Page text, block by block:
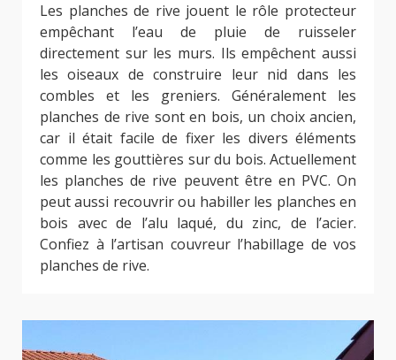
Les planches de rive jouent le rôle protecteur
empêchant l’eau de pluie de ruisseler
directement sur les murs. Ils empêchent aussi
les oiseaux de construire leur nid dans les
combles et les greniers. Généralement les
planches de rive sont en bois, un choix ancien,
car il était facile de fixer les divers éléments
comme les gouttières sur du bois. Actuellement
les planches de rive peuvent être en PVC. On
peut aussi recouvrir ou habiller les planches en
bois avec de l’alu laqué, du zinc, de l’acier.
Confiez à l’artisan couvreur l’habillage de vos
planches de rive.